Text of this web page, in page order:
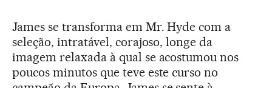
James se transforma em Mr. Hyde com a
seleção, intratável, corajoso, longe da
imagem relaxada à qual se acostumou nos
poucos minutos que teve este curso no